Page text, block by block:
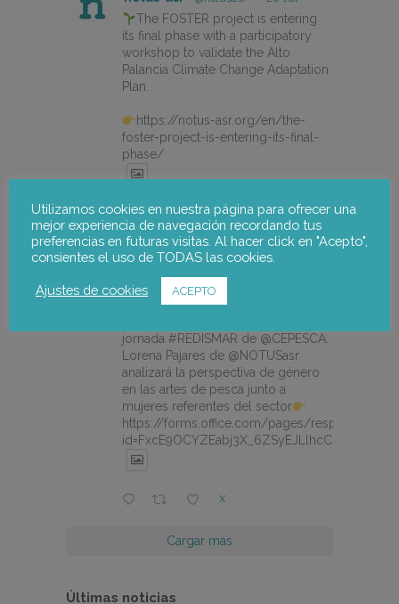
The FOSTER project is entering
its final phase with a participatory
workshop to validate the Alto
Palancia Climate Change Adaptation
Plan.
https://notus-asr.org/en/the-
foster-project-is-entering-its-final-
phase/
X
notus-asr
¿Es posible unir ecodiseño,
economía circular e igualdad en el
jornada #REDISMAR de @CEPESCA.
Lorena Pajares de @NOTUSasr
analizará la perspectiva de género
en las artes de pesca junto a
mujeres referentes del sector
https://forms.office.com/pages/
X
Cargar más
Últimas noticias
Utilizamos cookies en nuestra página para ofrecer una
mejor experiencia de navegación recordando tus
preferencias en futuras visitas. Al hacer click en "Acepto",
consientes el uso de TODAS las cookies.
Ajustes de cookies ACEPTO